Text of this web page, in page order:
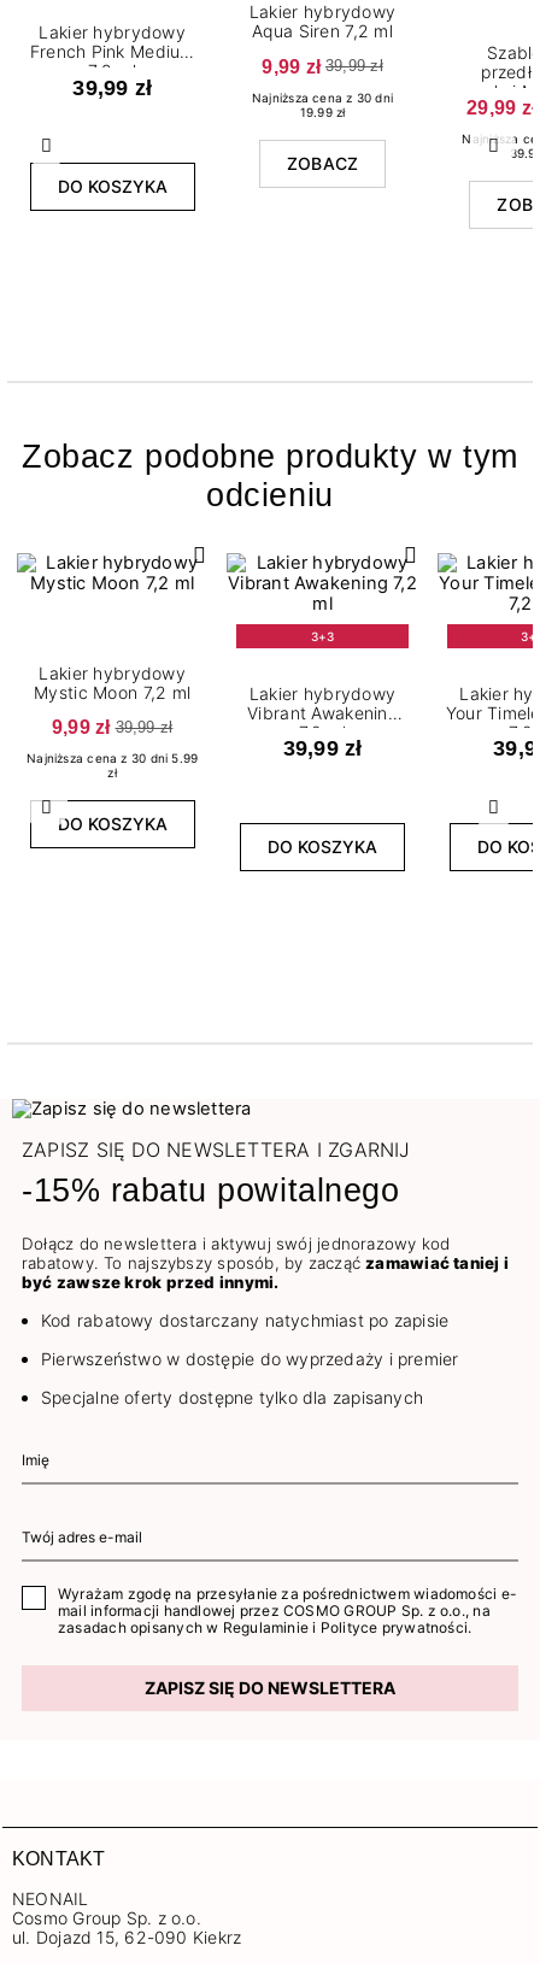
Poprzedni
Lakier hybrydowy
French Pink Medium
7,2 ml
39,99 zł
DO KOSZYKA
Lakier hybrydowy
Aqua Siren 7,2 ml
9,99 zł 39,99 zł
Najniższa cena z 30 dni
19.99 zł
ZOBACZ
paznokci
29,99 zł
Najniższa
Zobacz podobne produkty w tym
odcieniu
Poprzedni
Lakier hybrydowy
Mystic Moon 7,2 ml
9,99 zł 39,99 zł
Najniższa cena z 30 dni 5.99
zł
DO KOSZYKA
3+3
Lakier hybrydowy
Vibrant Awakening
7,2 ml
39,99 zł
DO KOSZYKA
Lakier
Your
7,2
DO
ZAPISZ SIĘ DO NEWSLETTERA I ZGARNIJ
-15% rabatu powitalnego
Dołącz do newslettera i aktywuj swój jednorazowy kod
rabatowy. To najszybszy sposób, by zacząćzamawiać taniej i
być zawsze krok przed innymi.
Kod rabatowy dostarczany natychmiast po zapisie
Pierwszeństwo w dostępie do wyprzedaży i premier
Specjalne oferty dostępne tylko dla zapisanych
Wyrażam zgodę na przesyłanie za pośrednictwem wiadomości e-
mail informacji handlowej przez COSMO GROUP Sp. z o.o., na
zasadach opisanych w Regulaminie i Polityce prywatności.
ZAPISZ SIĘ DO NEWSLETTERA
KONTAKT
NEONAIL
Cosmo Group Sp. z o.o.
ul. Dojazd 15, 62-090 Kiekrz